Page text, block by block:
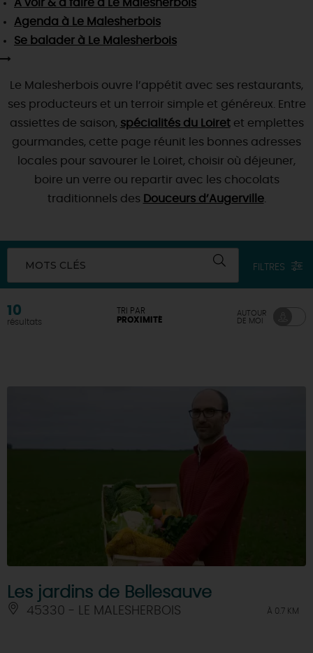
TOUTES LES ACTIVITÉS
Visitesgourmandesetcréatives
Vins etvignobles
Chic,une aire de pique-nique
Que rapporter du Loiret ?
La Route desMétiers d'Art
TOUT L'ART DE VIVRE
Des vacances auprès des animaux 🐎
(re)Découvrir les coulisses de la Faïencerie de
Expérimenterles parcours Baludik🕵️
Une saison de festivals 🎉
Rendez-vous de la nature en 2026
Des sorties en famille dans le Loiret !
Programme des animations "Loiret au fil de l'eau"
AUJOURD'HUI
CETTE SEMAINE
SE REPÉRER,SE DÉPLACER
INFOS &SERVICES
À voir & à faire à Le Malesherbois
Agenda à Le Malesherbois
Se balader à Le Malesherbois
Le Malesherbois ouvre l’appétit avec ses restaurants,
ses producteurs et un terroir simple et généreux. Entre
assiettes de saison, spécialités du Loiretet emplettes
gourmandes, cette page réunit les bonnes adresses
locales pour savourer le Loiret, choisir où déjeuner,
boire un verre ou repartir avec les chocolats
traditionnels des Douceurs d’Augerville.
MOTS CLÉS FILTRES
10
résultats
TRI PAR
PROXIMITÉ
AUTOUR
DE MOI
Les jardins de Bellesauve
45330 - LE MALESHERBOIS À 0.7 KM